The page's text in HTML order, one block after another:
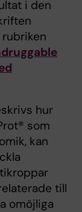
i den
hur
som
kan
till
omöjliga